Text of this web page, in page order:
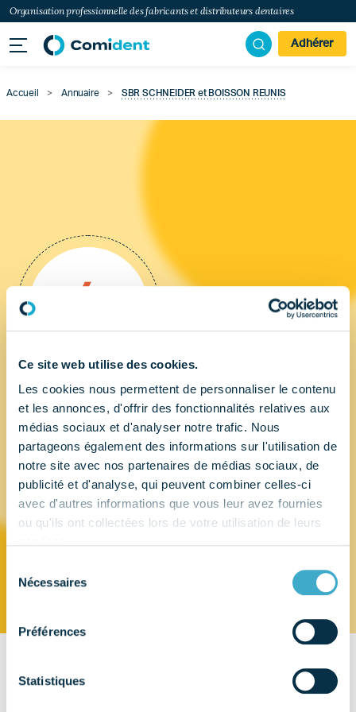
Ce site web utilise des cookies.
Les cookies nous permettent de personnaliser le contenu
et les annonces, d'offrir des fonctionnalités relatives aux
médias sociaux et d'analyser notre trafic. Nous
partageons également des informations sur l'utilisation de
notre site avec nos partenaires de médias sociaux, de
publicité et d'analyse, qui peuvent combiner celles-ci
avec d'autres informations que vous leur avez fournies
ou qu'ils ont collectées lors de votre utilisation de leurs
Nécessaires
Préférences
Statistiques
Organisation professionnelle des fabricants et distributeurs dentaires
Adhérer
Accueil > Annuaire > SBR SCHNEIDER et BOISSON REUNIS
SBR
SCHNEIDER Et
BOISSON
REUNIS
CONTACT